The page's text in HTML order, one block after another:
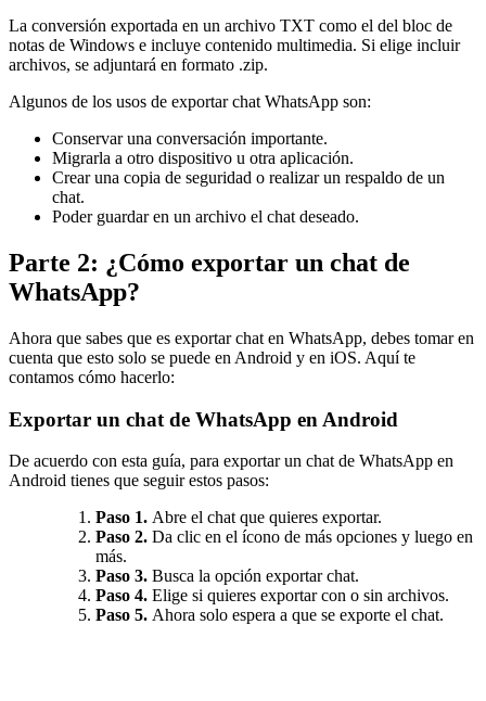
La conversión exportada en un archivo TXT como el del bloc de
notas de Windows e incluye contenido multimedia. Si elige incluir
archivos, se adjuntará en formato .zip.
Algunos de los usos de exportar chat WhatsApp son:
Conservar una conversación importante.
Migrarla a otro dispositivo u otra aplicación.
Crear una copia de seguridad o realizar un respaldo de un
chat.
Poder guardar en un archivo el chat deseado.
Parte 2: ¿Cómo exportar un chat de
WhatsApp?
Ahora que sabes que es exportar chat en WhatsApp, debes tomar en
cuenta que esto solo se puede en Android y en iOS. Aquí te
contamos cómo hacerlo:
Exportar un chat de WhatsApp en Android
De acuerdo con esta guía, para exportar un chat de WhatsApp en
Android tienes que seguir estos pasos:
Paso 1. Abre el chat que quieres exportar.
Paso 2. Da clic en el ícono de más opciones y luego en
más.
Paso 3. Busca la opción exportar chat.
Paso 4. Elige si quieres exportar con o sin archivos.
Paso 5. Ahora solo espera a que se exporte el chat.